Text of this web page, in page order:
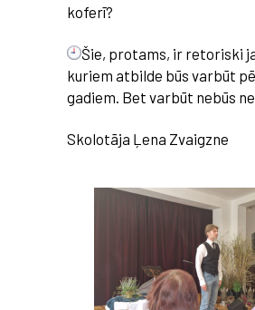
koferī?
Šie, protams, ir retoriski
kuriem atbilde būs varbūt
gadiem. Bet varbūt nebūs
Skolotāja Ļena Zvaigzne